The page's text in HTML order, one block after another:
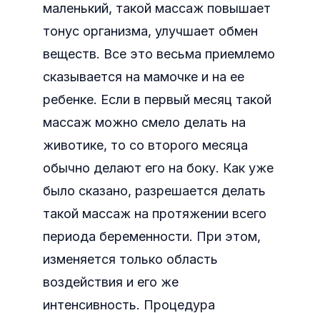
маленький, такой массаж повышает
тонус организма, улучшает обмен
веществ. Все это весьма приемлемо
сказывается на мамочке и на ее
ребенке. Если в первый месяц такой
массаж можно смело делать на
животике, то со второго месяца
обычно делают его на боку. Как уже
было сказано, разрешается делать
такой массаж на протяжении всего
периода беременности. При этом,
изменяется только область
воздействия и его же
интенсивность. Процедура